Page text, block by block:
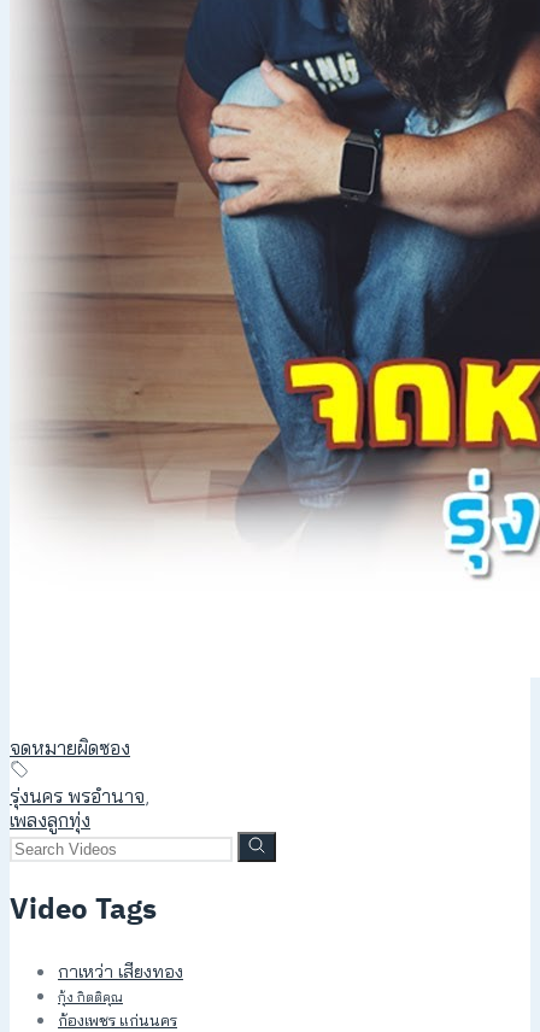
จดหมายผิดซอง
รุ่งนคร พรอำนาจ,
เพลงลูกทุ่ง
Video Tags
กาเหว่า เสียงทอง
กุ้ง กิตติคุณ
ก้องเพชร แก่นนคร